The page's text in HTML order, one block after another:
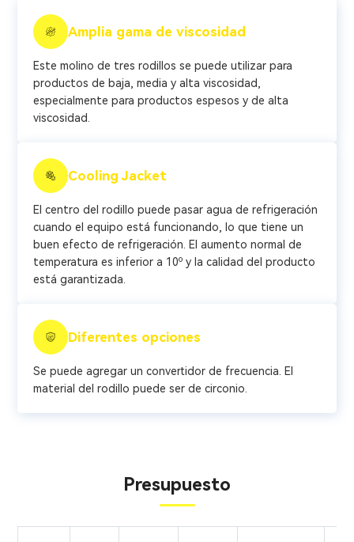
Amplia gama de viscosidad
Este molino de tres rodillos se puede utilizar para
productos de baja, media y alta viscosidad,
especialmente para productos espesos y de alta
viscosidad.
Cooling Jacket
El centro del rodillo puede pasar agua de refrigeración
cuando el equipo está funcionando, lo que tiene un
buen efecto de refrigeración. El aumento normal de
temperatura es inferior a 10º y la calidad del producto
está garantizada.
Diferentes opciones
Se puede agregar un convertidor de frecuencia. El
material del rodillo puede ser de circonio.
Presupuesto